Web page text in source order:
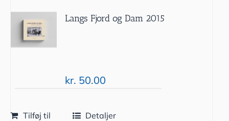
Langs Fjord og Dam 2015
kr. 50.00
Tilføj til
Detaljer